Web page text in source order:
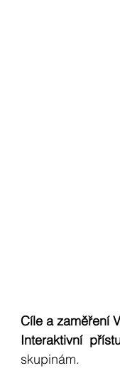
Cíle a zaměření
Interaktivní
skupinám.